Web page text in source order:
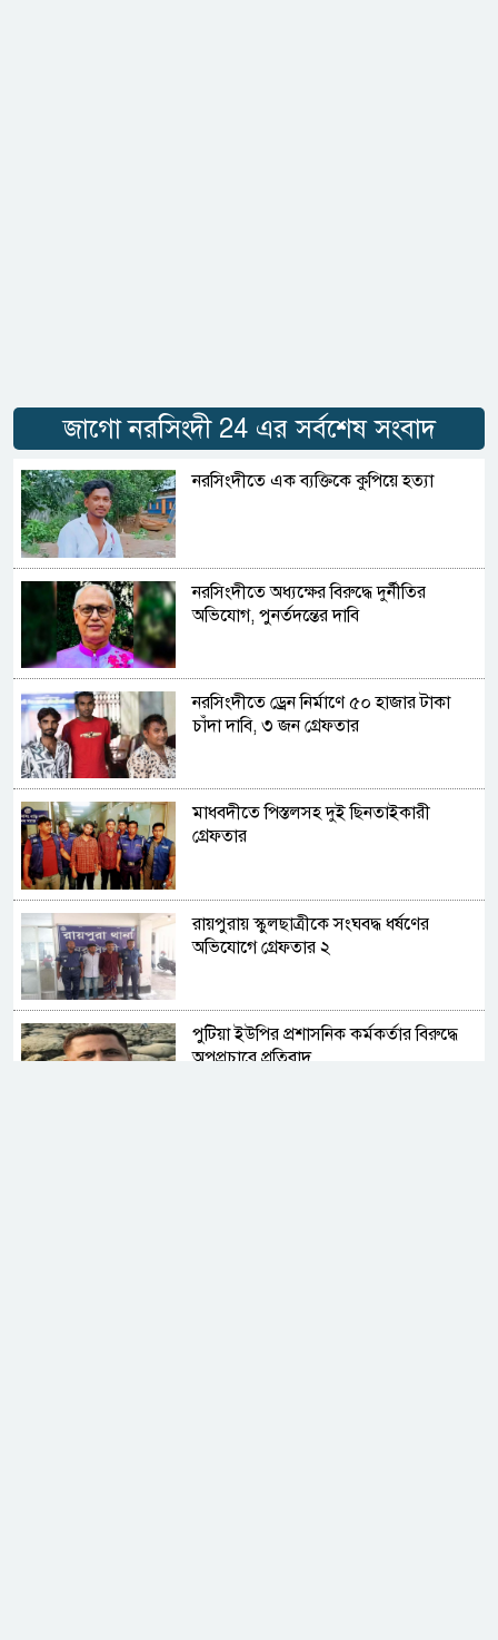
জাগো নরসিংদী 24 এর সর্বশেষ সংবাদ
নরসিংদীতে এক ব্যক্তিকে কুপিয়ে হত্যা
নরসিংদীতে অধ্যক্ষের বিরুদ্ধে দুর্নীতির
অভিযোগ, পুনর্তদন্তের দাবি
নরসিংদীতে ড্রেন নির্মাণে ৫০ হাজার টাকা
চাঁদা দাবি, ৩ জন গ্রেফতার
মাধবদীতে পিস্তলসহ দুই ছিনতাইকারী
গ্রেফতার
রায়পুরায় স্কুলছাত্রীকে সংঘবদ্ধ ধর্ষণের
অভিযোগে গ্রেফতার ২
পুটিয়া ইউপির প্রশাসনিক কর্মকর্তার বিরুদ্ধে
অপপ্রচারে প্রতিবাদ